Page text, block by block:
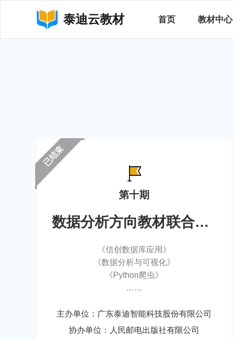
泰迪云教材 首页 教材中心
第十期
数据分析方向教材联合编写
《信创数据库应用》
《数据分析与可视化》
《Python爬虫》
……
主办单位：广东泰迪智能科技股份有限公司
协办单位：人民邮电出版社有限公司
已结束